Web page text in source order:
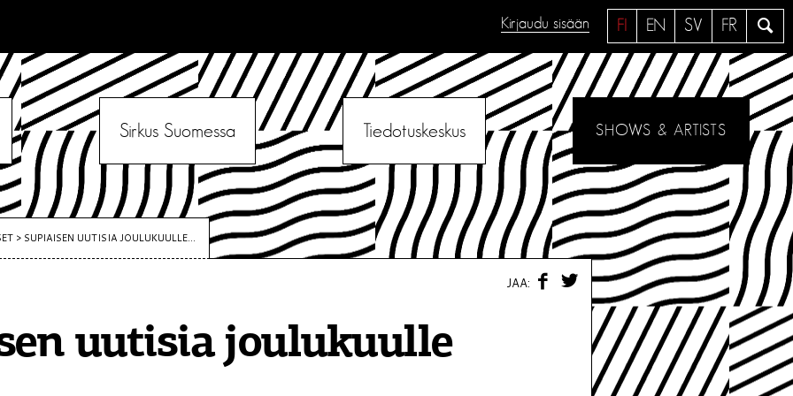
a
e
FI EN SV FR
Kirjaudu sisään
Sirkus Suomessa Tiedotuskeskus SHOWS & ARTISTS
> SUPIAISEN UUTISIA JOULUKUULLE...
uutisia joulukuulle
JAA:
F
W